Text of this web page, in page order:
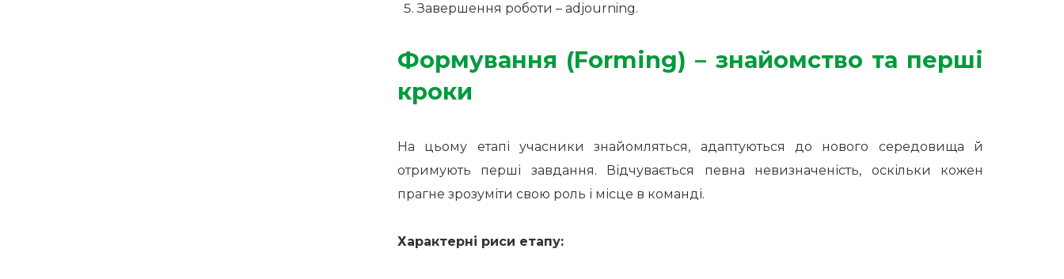
Завершення роботи – adjourning.
Формування (Forming) – знайомство та перші
кроки
На цьому етапі учасники знайомляться, адаптуються до нового середовища й
отримують перші завдання. Відчувається певна невизначеність, оскільки кожен
прагне зрозуміти свою роль і місце в команді.
Характерні риси етапу: